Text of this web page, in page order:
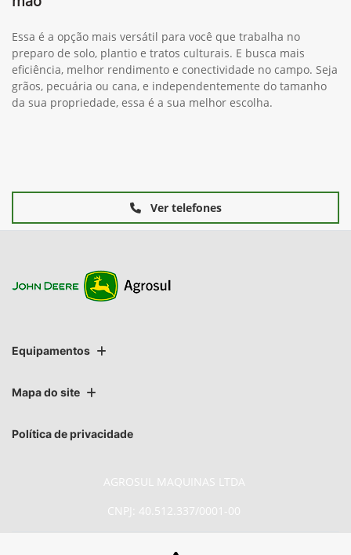
Essa é a opção mais versátil para você que trabalha no
preparo de solo, plantio e tratos culturais. E busca mais
eficiência, melhor rendimento e conectividade no campo. Seja
grãos, pecuária ou cana, e independentemente do tamanho
da sua propriedade, essa é a sua melhor escolha.
Ver telefones
Equipamentos
Mapa do site
Política de privacidade
AGROSUL MAQUINAS LTDA
CNPJ: 40.512.337/0001-00